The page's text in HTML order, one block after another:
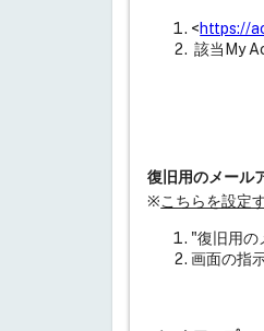
<https://
該当My